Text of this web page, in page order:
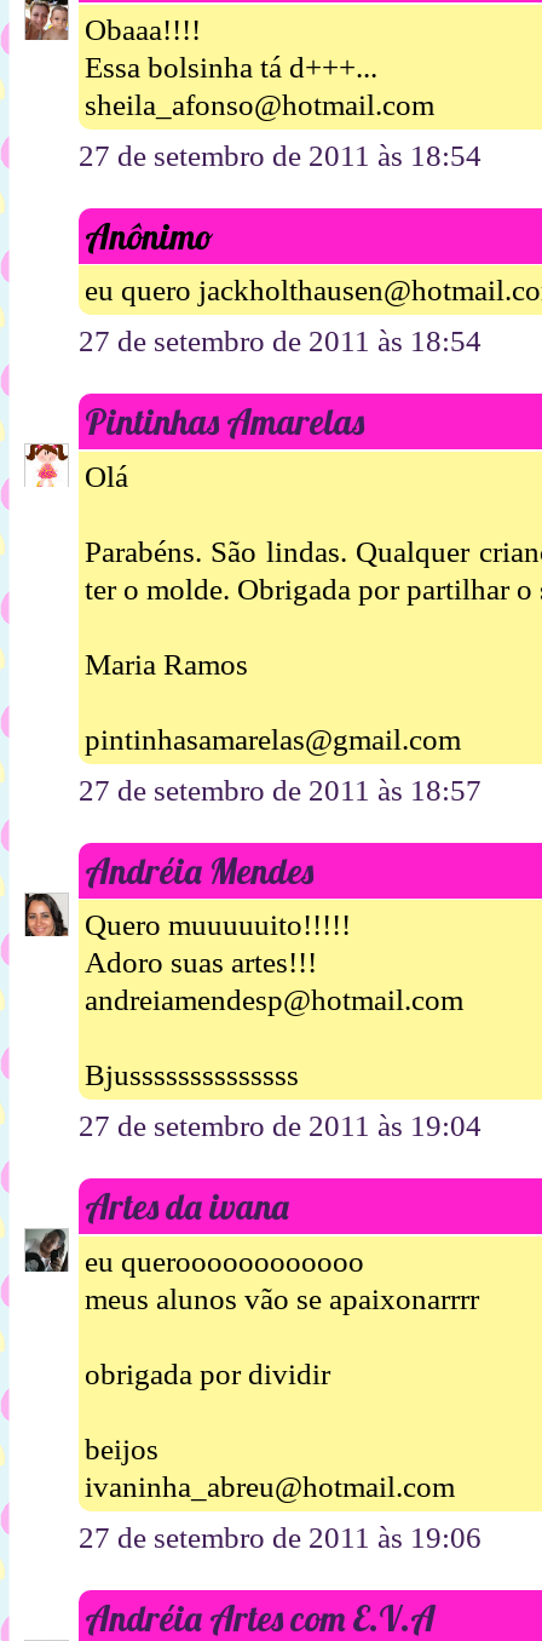
Obaaa!!!!
Essa bolsinha tá d+++...
sheila_afonso@hotmail.com
27 de setembro de 2011 às 18:54
Anônimo
eu quero
27 de setembro de 2011 às 18:54
Pintinhas Amarelas
Olá
Parabéns. São lindas. Qualquer
ter o molde. Obrigada por partilhar o
Maria Ramos
pintinhasamarelas@gmail.com
27 de setembro de 2011 às 18:57
Andréia Mendes
Quero muuuuuito!!!!!
Adoro suas artes!!!
andreiamendesp@hotmail.com
Bjussssssssssssss
27 de setembro de 2011 às 19:04
Artes da ivana
eu queroooooooooooo
meus alunos vão se apaixonarrrr
obrigada por dividir
beijos
ivaninha_abreu@hotmail.com
27 de setembro de 2011 às 19:06
Andréia Artes com E.V.A